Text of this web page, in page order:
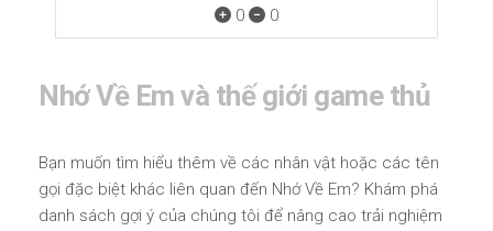
0
0
Nhớ Về Em và thế giới game thủ
Bạn muốn tìm hiểu thêm về các nhân vật hoặc các tên
gọi đặc biệt khác liên quan đến Nhớ Về Em? Khám phá
danh sách gợi ý của chúng tôi để nâng cao trải nghiệm